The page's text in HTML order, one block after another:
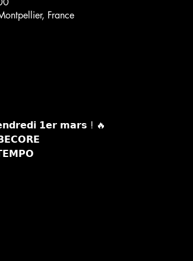
France
𝟭𝗲𝗿 𝗺𝗮𝗿𝘀 ! 🔥